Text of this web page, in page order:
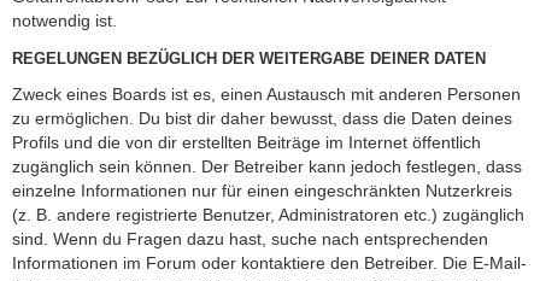
notwendig ist.
REGELUNGEN BEZÜGLICH DER WEITERGABE DEINER DATEN
Zweck eines Boards ist es, einen Austausch mit anderen Personen
zu ermöglichen. Du bist dir daher bewusst, dass die Daten deines
Profils und die von dir erstellten Beiträge im Internet öffentlich
zugänglich sein können. Der Betreiber kann jedoch festlegen, dass
einzelne Informationen nur für einen eingeschränkten Nutzerkreis
(z. B. andere registrierte Benutzer, Administratoren etc.) zugänglich
sind. Wenn du Fragen dazu hast, suche nach entsprechenden
Informationen im Forum oder kontaktiere den Betreiber. Die E-Mail-